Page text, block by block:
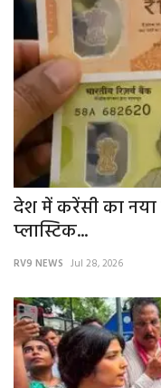
देश में करेंसी का नया
प्लास्टिक...
RV9 NEWS Jul 28, 2026